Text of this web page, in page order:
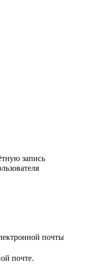
запись
почты
почте.